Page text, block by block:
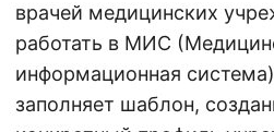
врачей медицинских
работать в МИС
информационная
заполняет шаблон,